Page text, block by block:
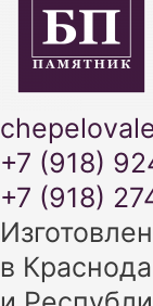
+7 (918)
+7 (918)
в